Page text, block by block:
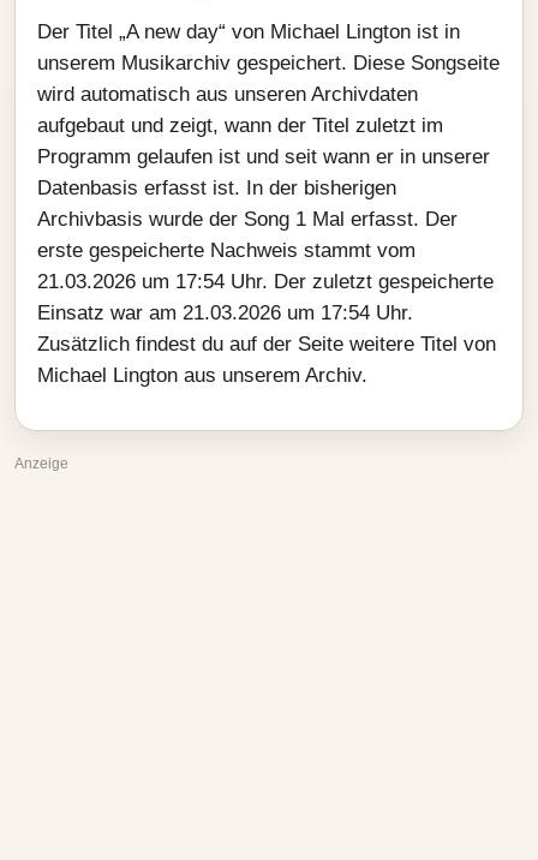
Der Titel „A new day“ von Michael Lington ist in
unserem Musikarchiv gespeichert. Diese Songseite
wird automatisch aus unseren Archivdaten
aufgebaut und zeigt, wann der Titel zuletzt im
Programm gelaufen ist und seit wann er in unserer
Datenbasis erfasst ist. In der bisherigen
Archivbasis wurde der Song 1 Mal erfasst. Der
erste gespeicherte Nachweis stammt vom
21.03.2026 um 17:54 Uhr. Der zuletzt gespeicherte
Einsatz war am 21.03.2026 um 17:54 Uhr.
Zusätzlich findest du auf der Seite weitere Titel von
Michael Lington aus unserem Archiv.
Anzeige